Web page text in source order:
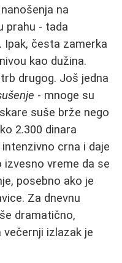
na
prahu - tada
Ipak, česta zamerka
kao dužina.
drugog. Još jedna
- mnoge su
suše brže nego
2.300 dinara
crna i daje
izvesno vreme da se
posebno ako je
Za dnevnu
dramatično,
izlazak je